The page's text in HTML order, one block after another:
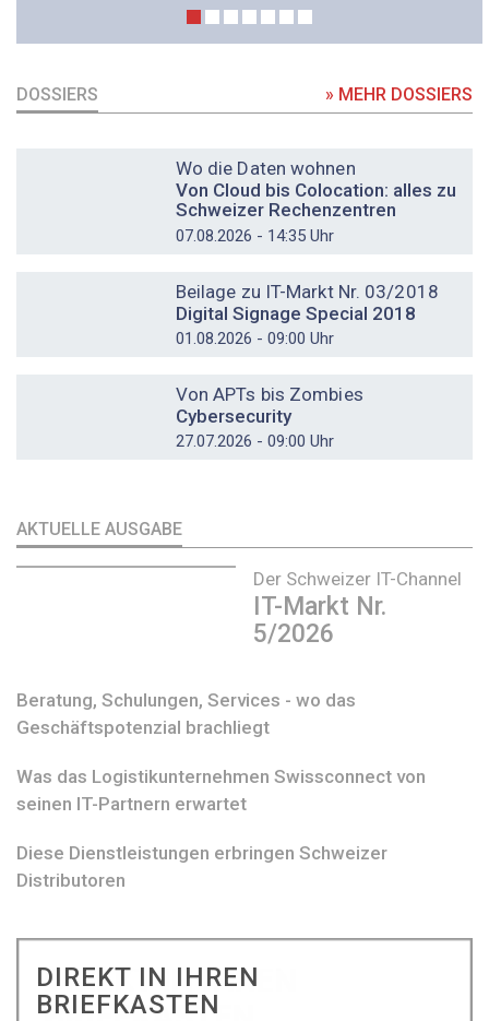
DOSSIERS » MEHR DOSSIERS
Wo die Daten wohnen
Von Cloud bis Colocation: alles zu
Schweizer Rechenzentren
07.08.2026 - 14:35 Uhr
Beilage zu IT-Markt Nr. 03/2018
Digital Signage Special 2018
01.08.2026 - 09:00 Uhr
Von APTs bis Zombies
Cybersecurity
27.07.2026 - 09:00 Uhr
AKTUELLE AUSGABE
Der Schweizer IT-Channel
IT-Markt Nr.
5/2026
Beratung, Schulungen, Services - wo das
Geschäftspotenzial brachliegt
Was das Logistikunternehmen Swissconnect von
seinen IT-Partnern erwartet
Diese Dienstleistungen erbringen Schweizer
Distributoren
DIREKT IN IHREN
BRIEFKASTEN